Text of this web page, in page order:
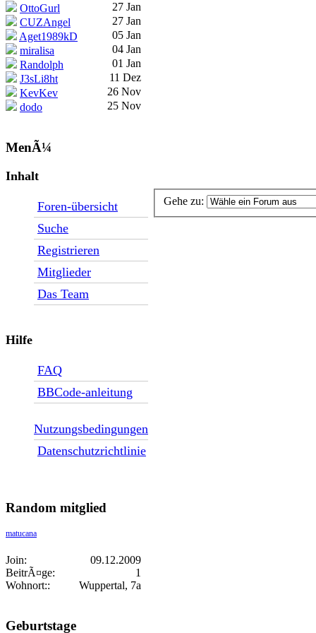
OttoGurl
27 Jan
CUZAngel
27 Jan
Aget1989kD
05 Jan
miralisa
04 Jan
Randolph
01 Jan
J3sLi8ht
11 Dez
KevKev
26 Nov
dodo
25 Nov
MenÃ¼
Inhalt
Foren-übersicht
Suche
Registrieren
Mitglieder
Das Team
Hilfe
FAQ
BBCode-anleitung
Nutzungsbedingungen
Datenschutzrichtlinie
Random mitglied
matucana
Join:
09.12.2009
BeitrÃ¤ge:
1
Wohnort::
Wuppertal, 7a
Geburtstage
Gehe zu: